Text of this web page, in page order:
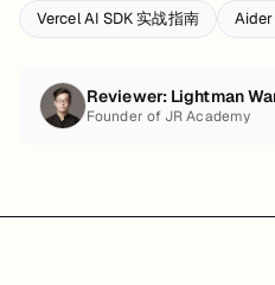
Vercel AI SDK 实战指南
Aider
Reviewer: Lightman
Founder of JR Academy